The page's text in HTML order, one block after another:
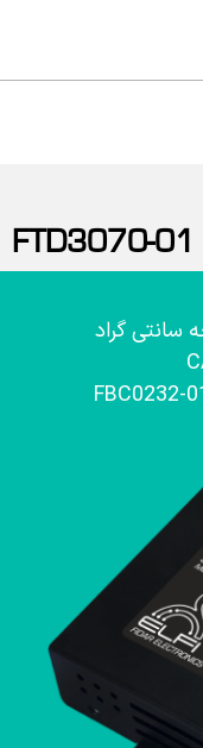
FTD3070-01